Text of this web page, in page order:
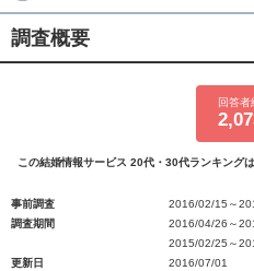
調査概要
回答者
この結婚情報サービス 20代・30代ランキング
事前調査
2016/02/15～
調査期間
2016/04/26～
2015/02/25～
更新日
2016/07/01